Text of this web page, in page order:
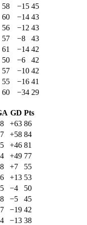
58 −15 45
60 −14 43
56 −12 43
57 −8
43
61 −14 42
50 −6
42
57 −10 42
55 −16 41
60 −34 29
GD Pts
+63 86
+58 84
+46 81
+49 77
+7
55
+13 53
−4
50
−5
45
−19 42
−13 38